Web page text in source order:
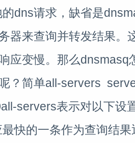
dns请求，缺省是
器来查询并转发结果。
应变慢。那么dnsmasq
？简单all-servers
servers表示对以下设
快的一条作为查询结果